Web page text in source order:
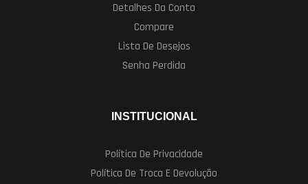
Detalhes Da Conta
Compare
Lista De Desejos
Senha Perdida
INSTITUCIONAL
Política De Privacidade
Política De Troca E Devolução